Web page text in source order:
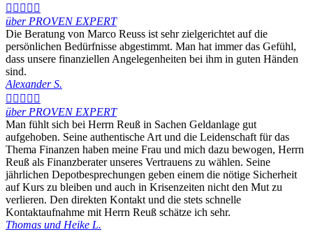
    
über PROVEN EXPERT
Die Beratung von Marco Reuss ist sehr zielgerichtet auf die
persönlichen Bedürfnisse abgestimmt. Man hat immer das Gefühl,
dass unsere finanziellen Angelegenheiten bei ihm in guten Händen
sind.
Alexander S.
    
über PROVEN EXPERT
Man fühlt sich bei Herrn Reuß in Sachen Geldanlage gut
aufgehoben. Seine authentische Art und die Leidenschaft für das
Thema Finanzen haben meine Frau und mich dazu bewogen, Herrn
Reuß als Finanzberater unseres Vertrauens zu wählen. Seine
jährlichen Depotbesprechungen geben einem die nötige Sicherheit
auf Kurs zu bleiben und auch in Krisenzeiten nicht den Mut zu
verlieren. Den direkten Kontakt und die stets schnelle
Kontaktaufnahme mit Herrn Reuß schätze ich sehr.
Thomas und Heike L.